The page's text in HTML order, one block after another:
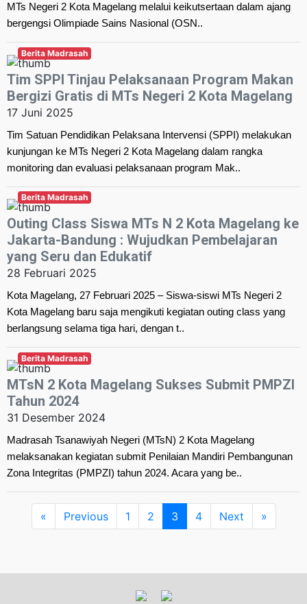
MTs Negeri 2 Kota Magelang melalui keikutsertaan dalam ajang
bergengsi Olimpiade Sains Nasional (OSN..
Berita Madrasah
Tim SPPI Tinjau Pelaksanaan Program Makan
Bergizi Gratis di MTs Negeri 2 Kota Magelang
17 Juni 2025
Tim Satuan Pendidikan Pelaksana Intervensi (SPPI) melakukan
kunjungan ke MTs Negeri 2 Kota Magelang dalam rangka
monitoring dan evaluasi pelaksanaan program Mak..
Berita Madrasah
Outing Class Siswa MTs N 2 Kota Magelang ke
Jakarta-Bandung : Wujudkan Pembelajaran
yang Seru dan Edukatif
28 Februari 2025
Kota Magelang, 27 Februari 2025 – Siswa-siswi MTs Negeri 2
Kota Magelang baru saja mengikuti kegiatan outing class yang
berlangsung selama tiga hari, dengan t..
Berita Madrasah
MTsN 2 Kota Magelang Sukses Submit PMPZI
Tahun 2024
31 Desember 2024
Madrasah Tsanawiyah Negeri (MTsN) 2 Kota Magelang
melaksanakan kegiatan submit Penilaian Mandiri Pembangunan
Zona Integritas (PMPZI) tahun 2024. Acara yang be..
« Previous 1 2 3 4 Next »